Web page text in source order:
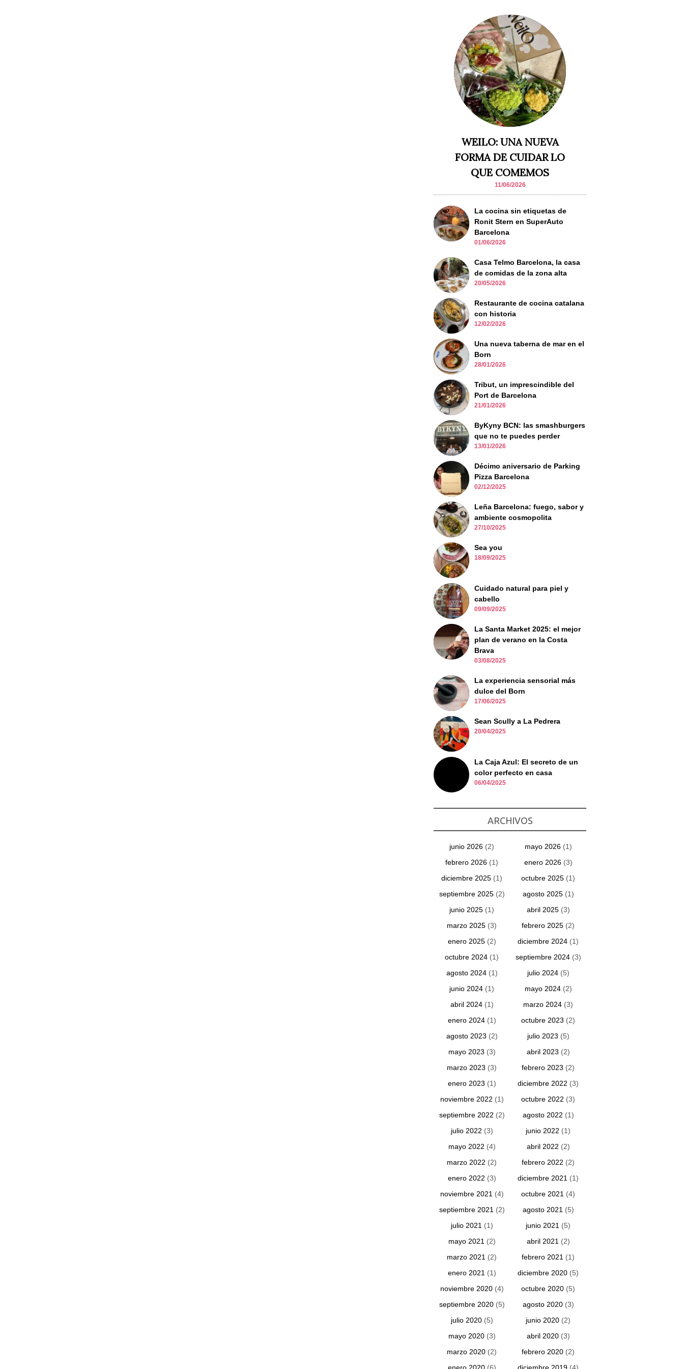
WEILO: UNA NUEVA
FORMA DE CUIDAR LO
QUE COMEMOS
11/06/2026
La cocina sin etiquetas de
Ronit Stern en SuperAuto
Barcelona
01/06/2026
Casa Telmo Barcelona, la casa
de comidas de la zona alta
20/05/2026
Restaurante de cocina catalana
con historia
12/02/2026
Una nueva taberna de mar en el
Born
28/01/2026
Tribut, un imprescindible del
Port de Barcelona
21/01/2026
ByKyny BCN: las smashburgers
que no te puedes perder
13/01/2026
Décimo aniversario de Parking
Pizza Barcelona
02/12/2025
Leña Barcelona: fuego, sabor y
ambiente cosmopolita
27/10/2025
Sea you
18/09/2025
Cuidado natural para piel y
cabello
09/09/2025
La Santa Market 2025: el mejor
plan de verano en la Costa
Brava
03/08/2025
La experiencia sensorial más
dulce del Born
17/06/2025
Sean Scully a La Pedrera
20/04/2025
La Caja Azul: El secreto de un
color perfecto en casa
06/04/2025
ARCHIVOS
junio 2026 (2) mayo 2026(1)
febrero 2026 (1) enero 2026(3)
diciembre 2025 (1) octubre 2025 (1)
septiembre 2025(2) agosto 2025(1)
junio 2025 (1) abril 2025(3)
marzo 2025 (3) febrero 2025 (2)
enero 2025(2) diciembre 2024 (1)
octubre 2024 (1) septiembre 2024(3)
agosto 2024(1) julio 2024(5)
junio 2024 (1) mayo 2024(2)
abril 2024(1) marzo 2024 (3)
enero 2024(1) octubre 2023 (2)
agosto 2023 (2) julio 2023 (5)
mayo 2023 (3) abril 2023 (2)
marzo 2023 (3) febrero 2023 (2)
enero 2023 (1) diciembre 2022 (3)
noviembre 2022 (1) octubre 2022 (3)
septiembre 2022 (2) agosto 2022 (1)
julio 2022 (3) junio 2022 (1)
mayo 2022 (4) abril 2022 (2)
marzo 2022 (2) febrero 2022 (2)
enero 2022 (3) diciembre 2021 (1)
noviembre 2021 (4) octubre 2021 (4)
septiembre 2021 (2) agosto 2021 (5)
julio 2021 (1) junio 2021 (5)
mayo 2021 (2) abril 2021 (2)
marzo 2021 (2) febrero 2021 (1)
enero 2021 (1) diciembre 2020 (5)
noviembre 2020(4) octubre 2020 (5)
septiembre 2020(5) agosto 2020(3)
julio 2020(5) junio 2020 (2)
mayo 2020(3) abril 2020(3)
marzo 2020 (2) febrero 2020 (2)